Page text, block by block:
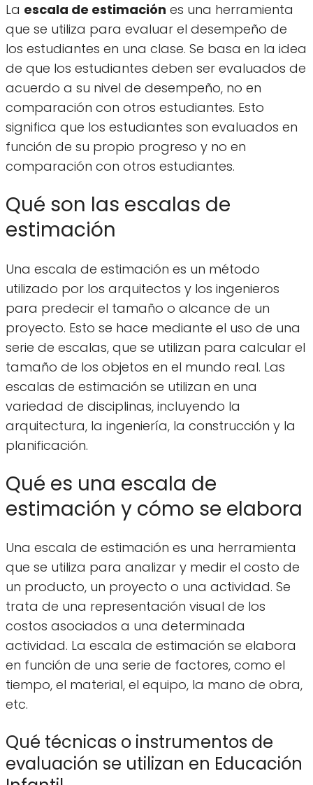
La escala de estimación es una herramienta
que se utiliza para evaluar el desempeño de
los estudiantes en una clase. Se basa en la idea
de que los estudiantes deben ser evaluados de
acuerdo a su nivel de desempeño, no en
comparación con otros estudiantes. Esto
significa que los estudiantes son evaluados en
función de su propio progreso y no en
comparación con otros estudiantes.
Qué son las escalas de
estimación
Una escala de estimación es un método
utilizado por los arquitectos y los ingenieros
para predecir el tamaño o alcance de un
proyecto. Esto se hace mediante el uso de una
serie de escalas, que se utilizan para calcular el
tamaño de los objetos en el mundo real. Las
escalas de estimación se utilizan en una
variedad de disciplinas, incluyendo la
arquitectura, la ingeniería, la construcción y la
planificación.
Qué es una escala de
estimación y cómo se elabora
Una escala de estimación es una herramienta
que se utiliza para analizar y medir el costo de
un producto, un proyecto o una actividad. Se
trata de una representación visual de los
costos asociados a una determinada
actividad. La escala de estimación se elabora
en función de una serie de factores, como el
tiempo, el material, el equipo, la mano de obra,
etc.
Qué técnicas o instrumentos de
evaluación se utilizan en Educación